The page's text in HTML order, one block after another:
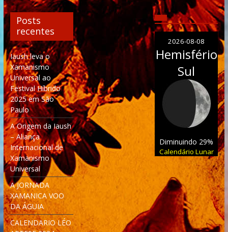
Posts
recentes
Iaush leva o
Xamanismo
Universal ao
Festival Híbrido
2025 em São
Paulo
A Origem da Iaush
– Aliança
Internacional de
Xamanismo
Universal
A JORNADA
XAMANICA VOO
DA ÁGUIA
CALENDARIO LÉO
2026-08-08
Hemisfério
Sul
Diminuindo 29%
Calendário Lunar